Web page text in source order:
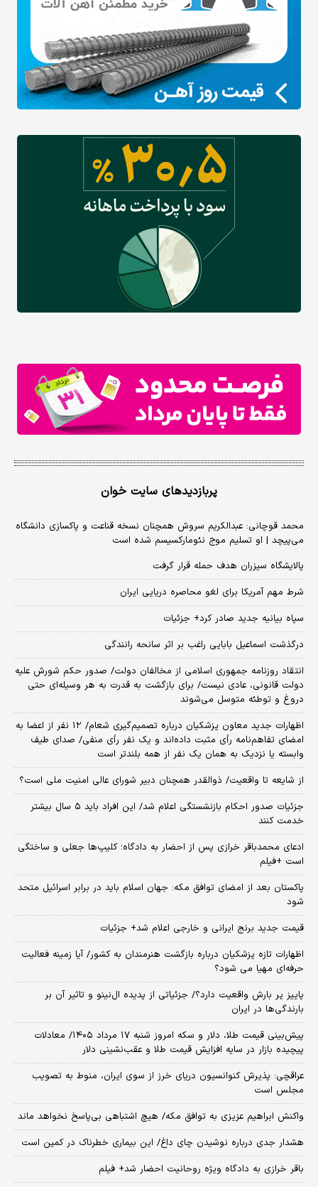
پربازدیدهای سایت خوان
محمد قوچانی: عبدالکریم سروش همچنان نسخه قناعت و پاکسازی دانشگاه
می‌پیچد | او تسلیم موج نئومارکسیسم شده است
پالایشگاه سیزران هدف حمله قرار گرفت
شرط مهم آمریکا برای لغو محاصره دریایی ایران
سپاه بیانیه جدید صادر کرد+ جزئیات
درگذشت اسماعیل بابایی راغب بر اثر سانحه رانندگی
انتقاد روزنامه جمهوری اسلامی از مخالفان دولت/ صدور حکم شورش علیه
دولت قانونی، عادی نیست/ برای بازگشت به قدرت به هر وسیله‌ای حتی
دروغ و توطئه متوسل می‌شوند
اظهارات جدید معاون پزشکیان درباره تصمیم‌گیری شعام/ ۱۲ نفر از اعضا به
امضای تفاهم‌نامه رأی مثبت داده‌اند و یک نفر رأی منفی/ صدای طیف
وابسته یا نزدیک به همان یک نفر از همه بلندتر است
از شایعه تا واقعیت/ ذوالقدر همچنان دبیر شورای ‌عالی امنیت ملی است؟
جزئیات صدور احکام بازنشستگی اعلام شد/ این افراد باید ۵ سال بیشتر
خدمت کنند
ادعای محمدباقر خرازی پس از احضار به دادگاه؛ کلیپ‌ها جعلی و ساختگی
است +فیلم
پاکستان بعد از امضای توافق مکه: جهان اسلام باید در برابر اسرائیل متحد
شود
قیمت جدید برنج ایرانی و خارجی اعلام شد+ جزئیات
اظهارات تازه پزشکیان درباره بازگشت هنرمندان به کشور/ آیا زمینه فعالیت
حرفه‌ای مهیا می شود؟
پاییز پر بارش واقعیت دارد؟/ جزئیاتی از پدیده ال‌نینو و تاثیر آن بر
بارندگی‌ها در ایران
پیش‌بینی قیمت طلا، دلار و سکه امروز شنبه ۱۷ مرداد ۱۴۰۵/ معادلات
پیچیده بازار در سایه افزایش قیمت طلا و عقب‌نشینی دلار
عراقچی: پذیرش کنوانسیون دریای خرز از سوی ایران، منوط به تصویب
مجلس است
واکنش ابراهیم عزیزی به توافق مکه/ هیچ اشتباهی بی‌پاسخ نخواهد ماند
هشدار جدی درباره نوشیدن چای داغ/ این بیماری خطرناک در کمین است
باقر خرازی به دادگاه ویژه روحانیت احضار شد+ فیلم